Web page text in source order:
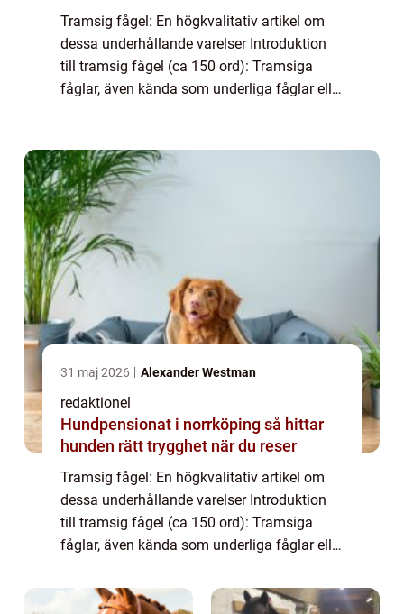
Tramsig fågel: En högkvalitativ artikel om
dessa underhållande varelser Introduktion
till tramsig fågel (ca 150 ord): Tramsiga
fåglar, även kända som underliga fåglar eller
31 maj 2026 Alexander Westman
redaktionel
Hundpensionat i norrköping så hittar
hunden rätt trygghet när du reser
Tramsig fågel: En högkvalitativ artikel om
dessa underhållande varelser Introduktion
till tramsig fågel (ca 150 ord): Tramsiga
fåglar, även kända som underliga fåglar eller
som har lockat människors uppmärks...